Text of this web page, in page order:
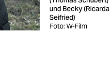
und Becky (Ricarda
Seifried)
Foto: W-Film